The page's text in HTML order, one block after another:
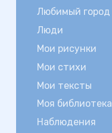
Любимый город
Люди
Мои рисунки
Мои стихи
Мои тексты
Моя библиотека
Наблюдения